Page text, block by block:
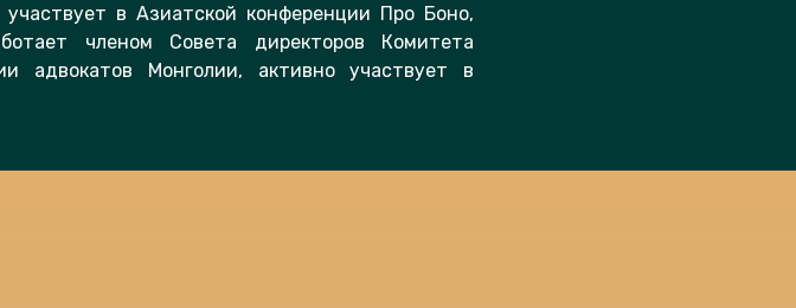
в Азиатской конференции Про Боно,
членом Совета директоров Комитета
адвокатов Монголии, активно участвует в